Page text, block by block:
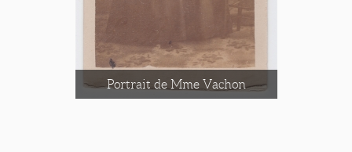
Portrait de Mme Vachon